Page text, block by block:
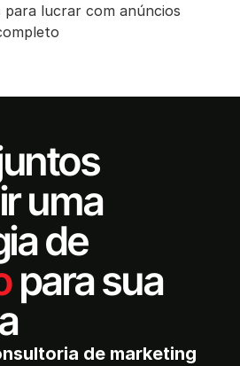
lucrar com anúncios
uma
de
para sua
de marketing